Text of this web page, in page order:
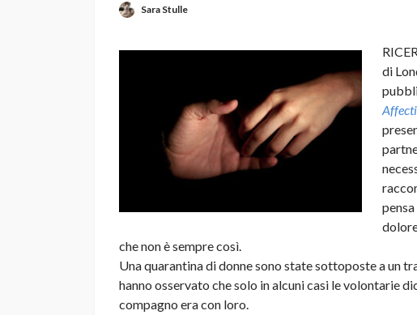
Sara Stulle
di
che non è sempre così.
Una quarantina di donne sono state sottoposte a un
hanno osservato che solo in alcuni casi le volontarie
compagno era con loro.